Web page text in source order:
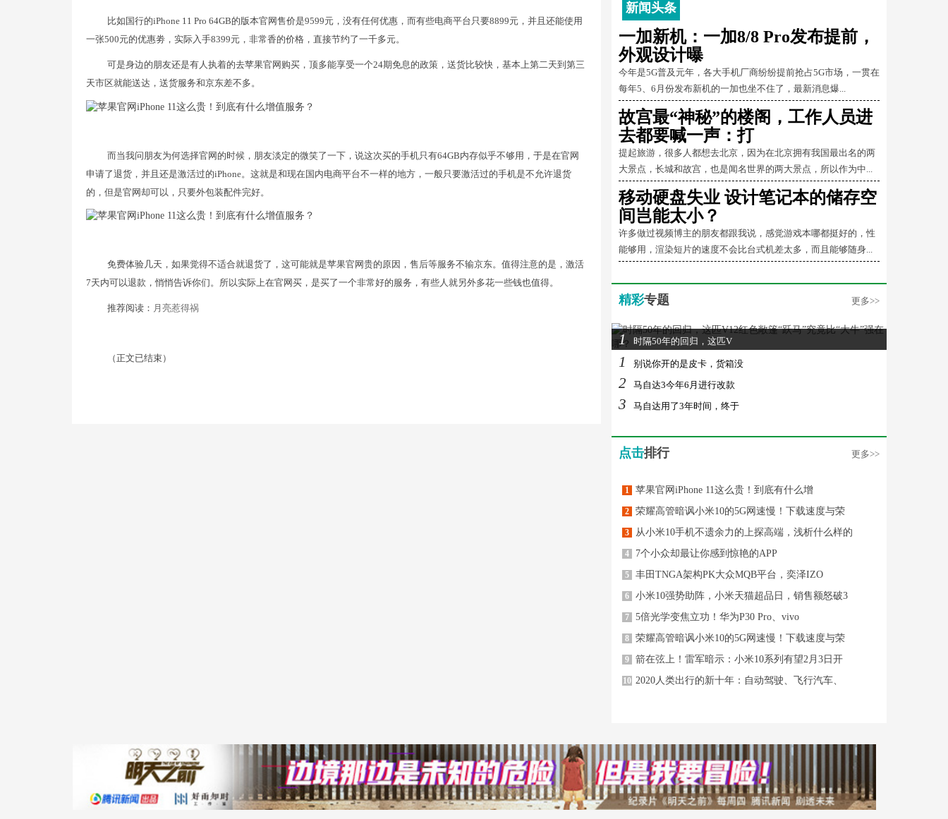
比如国行的iPhone 11 Pro 64GB的版本官网售价是9599元，没有任何优惠，而有些电商平台只要8899元，并且还能使用
一张500元的优惠劵，实际入手8399元，非常香的价格，直接节约了一千多元。
可是身边的朋友还是有人执着的去苹果官网购买，顶多能享受一个24期免息的政策，送货比较快，基本上第二天到第三
天市区就能送达，送货服务和京东差不多。
而当我问朋友为何选择官网的时候，朋友淡定的微笑了一下，说这次买的手机只有64GB内存似乎不够用，于是在官网
申请了退货，并且还是激活过的iPhone。这就是和现在国内电商平台不一样的地方，一般只要激活过的手机是不允许退货
的，但是官网却可以，只要外包装配件完好。
免费体验几天，如果觉得不适合就退货了，这可能就是苹果官网贵的原因，售后等服务不输京东。值得注意的是，激活
7天内可以退款，悄悄告诉你们。所以实际上在官网买，是买了一个非常好的服务，有些人就另外多花一些钱也值得。
推荐阅读： 月亮惹得祸
（正文已结束）
新闻头条
一加新机：一加8/8 Pro发布提前，
外观设计曝
今年是5G普及元年，各大手机厂商纷纷提前抢占5G市场，一贯在
每年5、6月份发布新机的一加也坐不住了，最新消息爆...
故宫最“神秘”的楼阁，工作人员进
去都要喊一声：打
提起旅游，很多人都想去北京，因为在北京拥有我国最出名的两
大景点，长城和故宫，也是闻名世界的两大景点，所以作为中...
移动硬盘失业 设计笔记本的储存空
间岂能太小？
许多做过视频博主的朋友都跟我说，感觉游戏本哪都挺好的，性
能够用，渲染短片的速度不会比台式机差太多，而且能够随身...
精彩专题 更多>>
1 时隔50年的回归，这匹V
1 别说你开的是皮卡，货箱没
2 马自达3今年6月进行改款
3 马自达用了3年时间，终于
点击排行 更多>>
1 苹果官网iPhone 11这么贵！到底有什么增
2 荣耀高管暗讽小米10的5G网速慢！下载速度与荣
3 从小米10手机不遗余力的上探高端，浅析什么样的
4 7个小众却最让你感到惊艳的APP
5 丰田TNGA架构PK大众MQB平台，奕泽IZO
6 小米10强势助阵，小米天猫超品日，销售额怒破3
7 5倍光学变焦立功！华为P30 Pro、vivo
8 荣耀高管暗讽小米10的5G网速慢！下载速度与荣
9 箭在弦上！雷军暗示：小米10系列有望2月3日开
10 2020人类出行的新十年：自动驾驶、飞行汽车、